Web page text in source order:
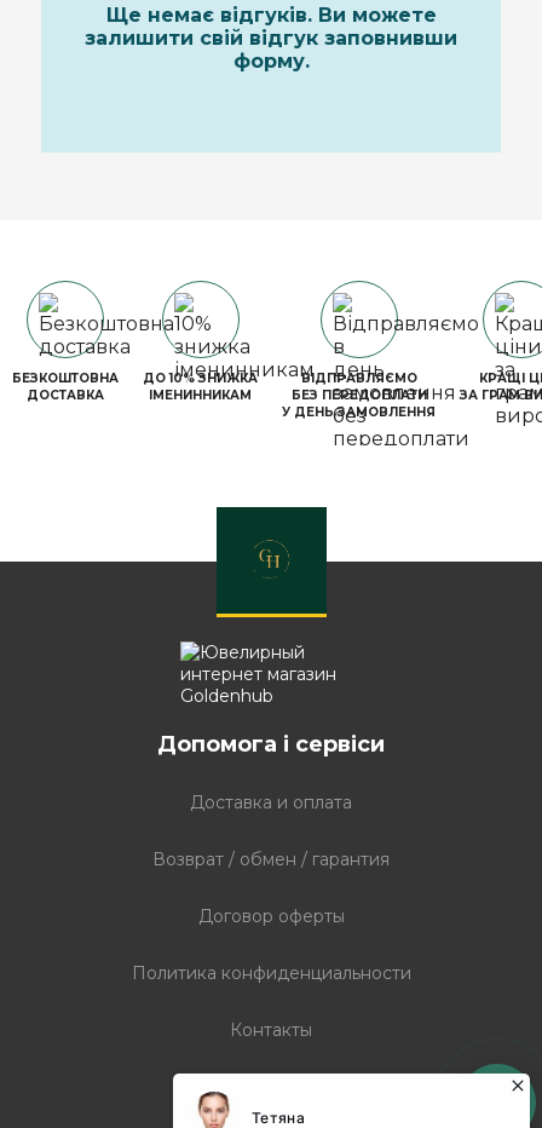
Ще немає відгуків. Ви можете
залишити свій відгук заповнивши
форму.
БЕЗКОШТОВНА
ДОСТАВКА
ДО 10% ЗНИЖКА
ІМЕНИННИКАМ
ВІДПРАВЛЯЄМО
БЕЗ ПЕРЕДОПЛАТИ
У ДЕНЬ ЗАМОВЛЕННЯ
КРАЩІ
ЗА ГРАМ
Допомога і сервіси
Доставка и оплата
Возврат / обмен / гарантия
Договор оферты
Политика конфиденциальности
Контакты